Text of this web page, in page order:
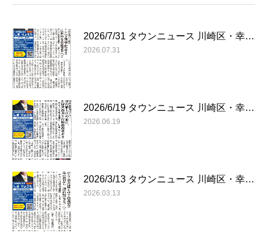
2026/7/31 タウンニュース 川崎区・幸…
2026.07.31
2026/6/19 タウンニュース 川崎区・幸…
2026.06.19
2026/3/13 タウンニュース 川崎区・幸…
2026.03.13